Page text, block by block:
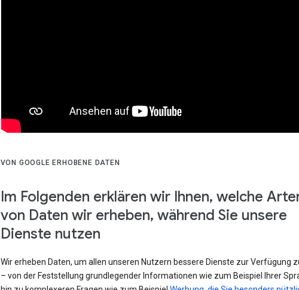
VON GOOGLE ERHOBENE DATEN
Im Folgenden erklären wir Ihnen, welche
von Daten wir erheben, während Sie unsere
Dienste nutzen
Wir erheben Daten, um allen unseren Nutzern bessere Dienste zur Verfügung
– von der Feststellung grundlegender Informationen wie zum Beispiel Ihrer